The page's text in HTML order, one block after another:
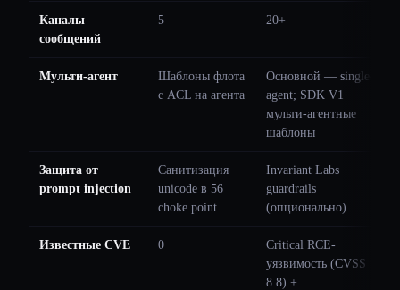
Каналы
сообщений
5 20+
Мульти-агент
Шаблоны флота
с ACL на агента
Основной — single-
agent; SDK V1
мульти-агентные
шаблоны
Защита от
prompt injection
Санитизация
unicode в 56
choke point
Invariant Labs
guardrails
(опционально)
Известные CVE 0
Critical RCE-
уязвимость (CVSS
8.8) +